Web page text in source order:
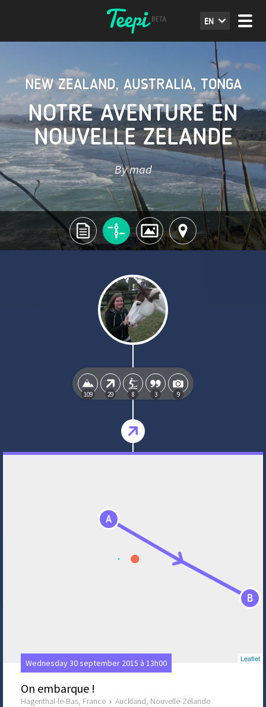
EN
NEW ZEALAND, AUSTRALIA, TONGA
NOTRE AVENTURE EN
NOUVELLE ZELANDE
By mad
109 29 8 3 9
A
B
Leaflet
Wednesday 30 september 2015 à 13h00
On embarque !
Hagenthal-le-Bas, France › Auckland, Nouvelle-Zélande